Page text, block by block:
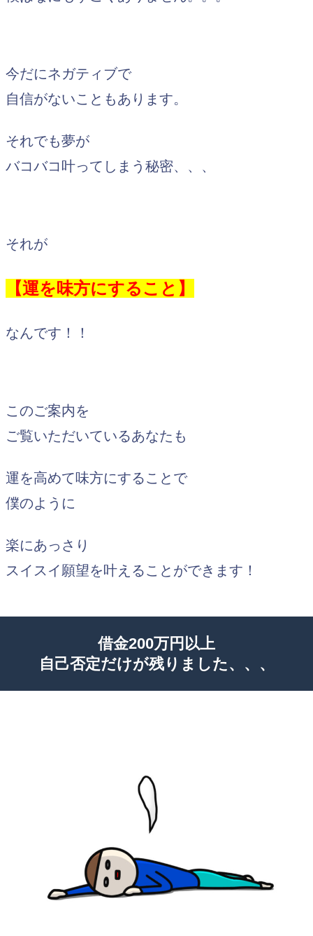
今だにネガティブで
自信がないこともあります。
それでも夢が
バコバコ叶ってしまう秘密、、、
それが
【運を味方にすること】
なんです！！
このご案内を
ご覧いただいているあなたも
運を高めて味方にすることで
僕のように
楽にあっさり
スイスイ願望を叶えることができます！
借金200万円以上
自己否定だけが残りました、、、